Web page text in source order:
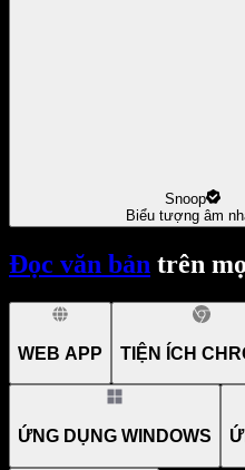
Snoop
Biểu tượng âm
Đọc văn bản trên
WEB APP TIỆN ÍCH
ỨNG DỤNG WINDOWS